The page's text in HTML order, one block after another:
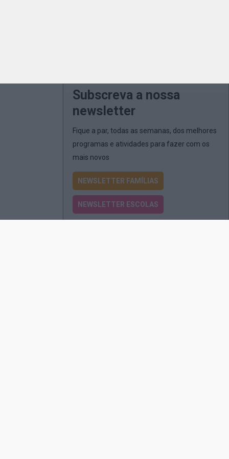
Subscreva a nossa
newsletter
Fique a par, todas as semanas, dos melhores
programas e atividades para fazer com os
mais novos
NEWSLETTER FAMÍLIAS
NEWSLETTER ESCOLAS